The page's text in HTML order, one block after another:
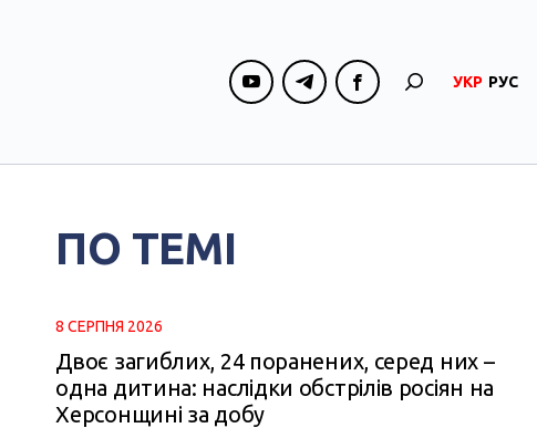
УКР РУС
ПО ТЕМІ
8 СЕРПНЯ 2026
Двоє загиблих, 24 поранених, серед них –
одна дитина: наслідки обстрілів росіян на
Херсонщині за добу